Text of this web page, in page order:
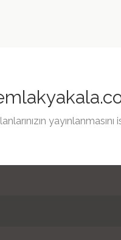
yayınlanmasını